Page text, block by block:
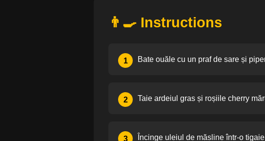
👨‍🍳 Instructions
1 Bate ouăle cu un praf de sare și
2 Taie ardeiul gras și roșiile cherry
3 Încinge uleiul de măsline într-o